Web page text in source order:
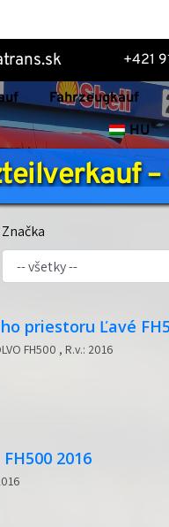
+421
Fahrzeugkauf
HU
Značka
priestoru Ľavé
FH500 , R.v.: 2016
2016